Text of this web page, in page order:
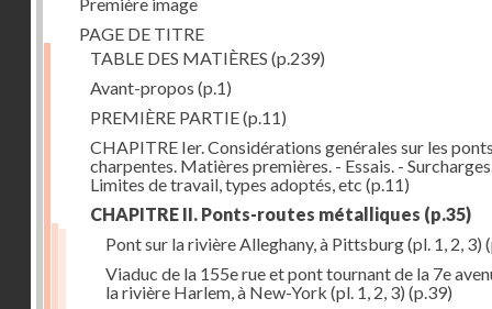
PAGE DE TITRE
TABLE DES MATIÈRES (p.239)
Avant-propos (p.1)
PREMIÈRE PARTIE(p.11)
CHAPITRE Ier. Considérations genérales sur les
charpentes. Matières premières. - Essais. -
Limites de travail, types adoptés, etc (p.11)
CHAPITRE II. Ponts-routes métalliques (p.35)
Pont sur la rivière Alleghany, à Pittsburg (pl. 1, 2, 3)
Viaduc de la 155e rue et pont tournant de la 7e
la rivière Harlem, à New-York (pl. 1, 2, 3) (p.39)